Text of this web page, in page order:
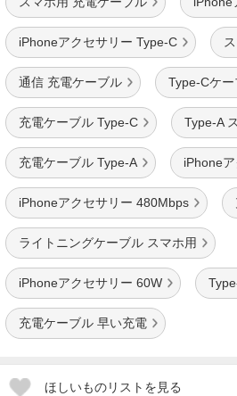
iPhoneアクセサリー Type-C
通信 充電ケーブル Type-Cケ
充電ケーブル Type-C Type-A
充電ケーブル Type-A iPhone
iPhoneアクセサリー 480Mbps
ライトニングケーブル スマホ用
iPhoneアクセサリー 60W
充電ケーブル 早い充電
ほしいものリストを見る